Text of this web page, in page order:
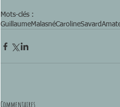
Mots-clés :
GuillaumeMalasnéCarolineSavard
Commentaires